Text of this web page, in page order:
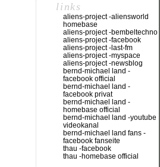
links
aliens-project -aliensworld
homebase
aliens-project -bembeltechno
aliens-project -facebook
aliens-project -last-fm
aliens-project -myspace
aliens-project -newsblog
bernd-michael land -
facebook official
bernd-michael land -
facebook privat
bernd-michael land -
homebase official
bernd-michael land -youtube
videokanal
bernd-michael land fans -
facebook fanseite
thau -facebook
thau -homebase official